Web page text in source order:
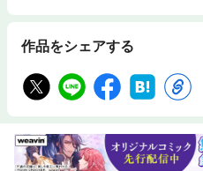
作品をシェアする